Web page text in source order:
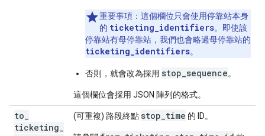
重要事項： 這個欄位只會使用停靠站本身
的 ticketing_identifiers。即使該
停靠站有母停靠站，我們也會略過母停靠站的
ticketing_identifiers。
否則，就會改為採用 stop_sequence。
這個欄位會採用 JSON 陣列的格式。
to
ticketing
(可重複) 路段終點 stop_time 的 ID。